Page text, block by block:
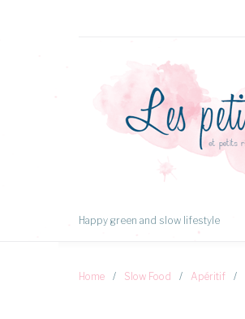
Happy green and slow lifestyle
Home / Slow Food / Apéritif /